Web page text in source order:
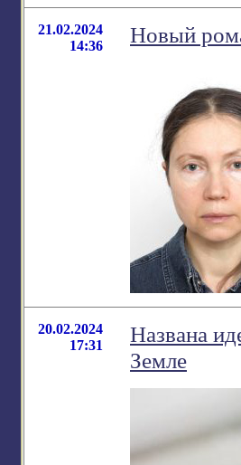
21.02.2024
14:36
Новый
20.02.2024
17:31
Названа
Земле